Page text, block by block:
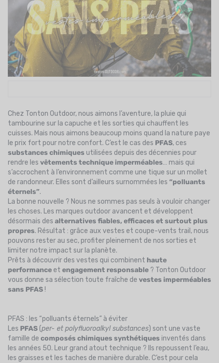
CARTE CADEAU
MES FAVORIS
LE BLOG DES TONTONS
CONTACT
Chez Tonton Outdoor, nous aimons l’aventure, la pluie qui
tambourine sur la capuche et les sorties qui chauffent les
cuisses. Mais nous aimons beaucoup moins quand la nature paye
le prix fort pour notre confort. C’est le cas des PFAS, ces
substances chimiques utilisées depuis des décennies pour
rendre les vêtements technique imperméables… mais qui
s’accrochent à l’environnement comme une tique sur un mollet
de randonneur. Elles sont d’ailleurs surnommées les “polluants
éternels”.
La bonne nouvelle ? Nous ne sommes pas seuls à vouloir changer
les choses. Les marques outdoor avancent et développent
désormais des alternatives fiables, efficaces et surtout plus
propres. Résultat : grâce aux vestes et coupe-vents trail , nous
pouvons rester au sec, profiter pleinement de nos sorties et
limiter notre impact sur la planète.
Prêts à découvrir des vestes qui combinent haute
performance et engagement responsable ? Tonton Outdoor
vous donne sa sélection toute fraîche de vestes imperméables
sans PFAS !
PFAS : les “polluants éternels” à éviter
Les PFAS (per- et polyfluoroalkyl substances) sont une vaste
famille de composés chimiques synthétiques inventés dans
les années 50. Leur grand atout technique ? Ils repoussent l’eau,
les graisses et les taches de manière durable. C’est pour cela